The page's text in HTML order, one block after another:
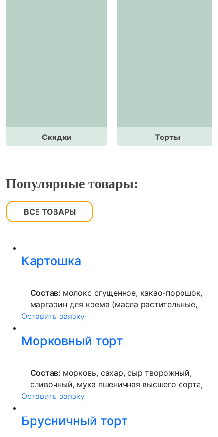
Скидки Торты
Популярные товары:
ВСЕ ТОВАРЫ
Картошка
Состав: молоко сгущенное, какао-порошок,
маргарин для крема (масла растительные,
вода питьевая, сахар, ароматизатор,
высшего сорта, продукты яичные, масло
растительное, пекарский порошок, молоко
Оставить заявку
Морковный торт
Состав: морковь, сахар, сыр творожный,
сливочный, мука пшеничная высшего сорта,
продукты яичные, масло растительное,
грецкий орех, маргарин, лимонная кислота.
Оставить заявку
Брусничный торт